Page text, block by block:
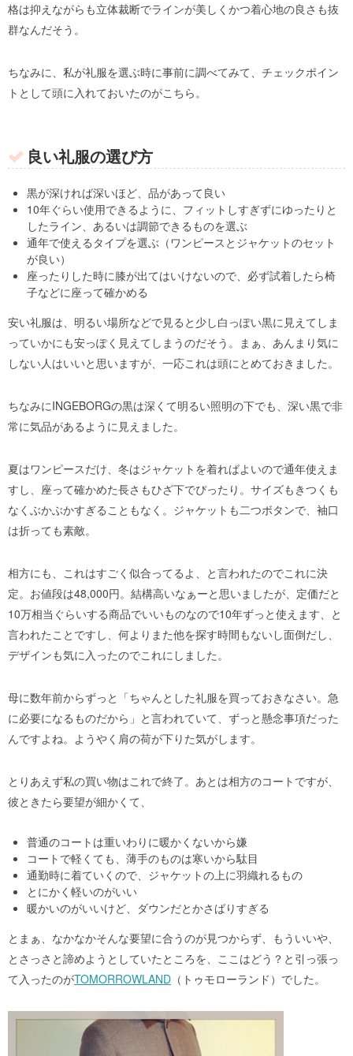
格は抑えながらも立体裁断でラインが美しくかつ着心地の良さも抜
群なんだそう。
ちなみに、私が礼服を選ぶ時に事前に調べてみて、チェックポイン
トとして頭に入れておいたのがこちら。
良い礼服の選び方
黒が深ければ深いほど、品があって良い
10年ぐらい使用できるように、フィットしすぎずにゆったりと
したライン、あるいは調節できるものを選ぶ
通年で使えるタイプを選ぶ（ワンピースとジャケットのセット
が良い）
座ったりした時に膝が出てはいけないので、必ず試着したら椅
子などに座って確かめる
安い礼服は、明るい場所などで見ると少し白っぽい黒に見えてしま
っていかにも安っぽく見えてしまうのだそう。まぁ、あんまり気に
しない人はいいと思いますが、一応これは頭にとめておきました。
ちなみにINGEBORGの黒は深くて明るい照明の下でも、深い黒で非
常に気品があるように見えました。
夏はワンピースだけ、冬はジャケットを着ればよいので通年使えま
すし、座って確かめた長さもひざ下でぴったり。サイズもきつくも
なくぶかぶかすぎることもなく。ジャケットも二つボタンで、袖口
は折っても素敵。
相方にも、これはすごく似合ってるよ、と言われたのでこれに決
定。お値段は48,000円。結構高いなぁーと思いましたが、定価だと
10万相当ぐらいする商品でいいものなので10年ずっと使えます、と
言われたことですし、何よりまた他を探す時間もないし面倒だし、
デザインも気に入ったのでこれにしました。
母に数年前からずっと「ちゃんとした礼服を買っておきなさい。急
に必要になるものだから」と言われていて、ずっと懸念事項だった
んですよね。ようやく肩の荷が下りた気がします。
とりあえず私の買い物はこれで終了。あとは相方のコートですが、
彼ときたら要望が細かくて、
普通のコートは重いわりに暖かくないから嫌
コートで軽くても、薄手のものは寒いから駄目
通勤時に着ていくので、ジャケットの上に羽織れるもの
とにかく軽いのがいい
暖かいのがいいけど、ダウンだとかさばりすぎる
とまぁ、なかなかそんな要望に合うのが見つからず、もういいや、
とさっさと諦めようとしていたところを、ここはどう？と引っ張っ
て入ったのがTOMORROWLAND （トゥモローランド）でした。